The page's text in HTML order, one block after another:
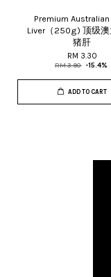
Premium
Liver（250g) 顶级澳
猪肝
RM 3.30
RM 3.90 -15.4%
ADD TO CART